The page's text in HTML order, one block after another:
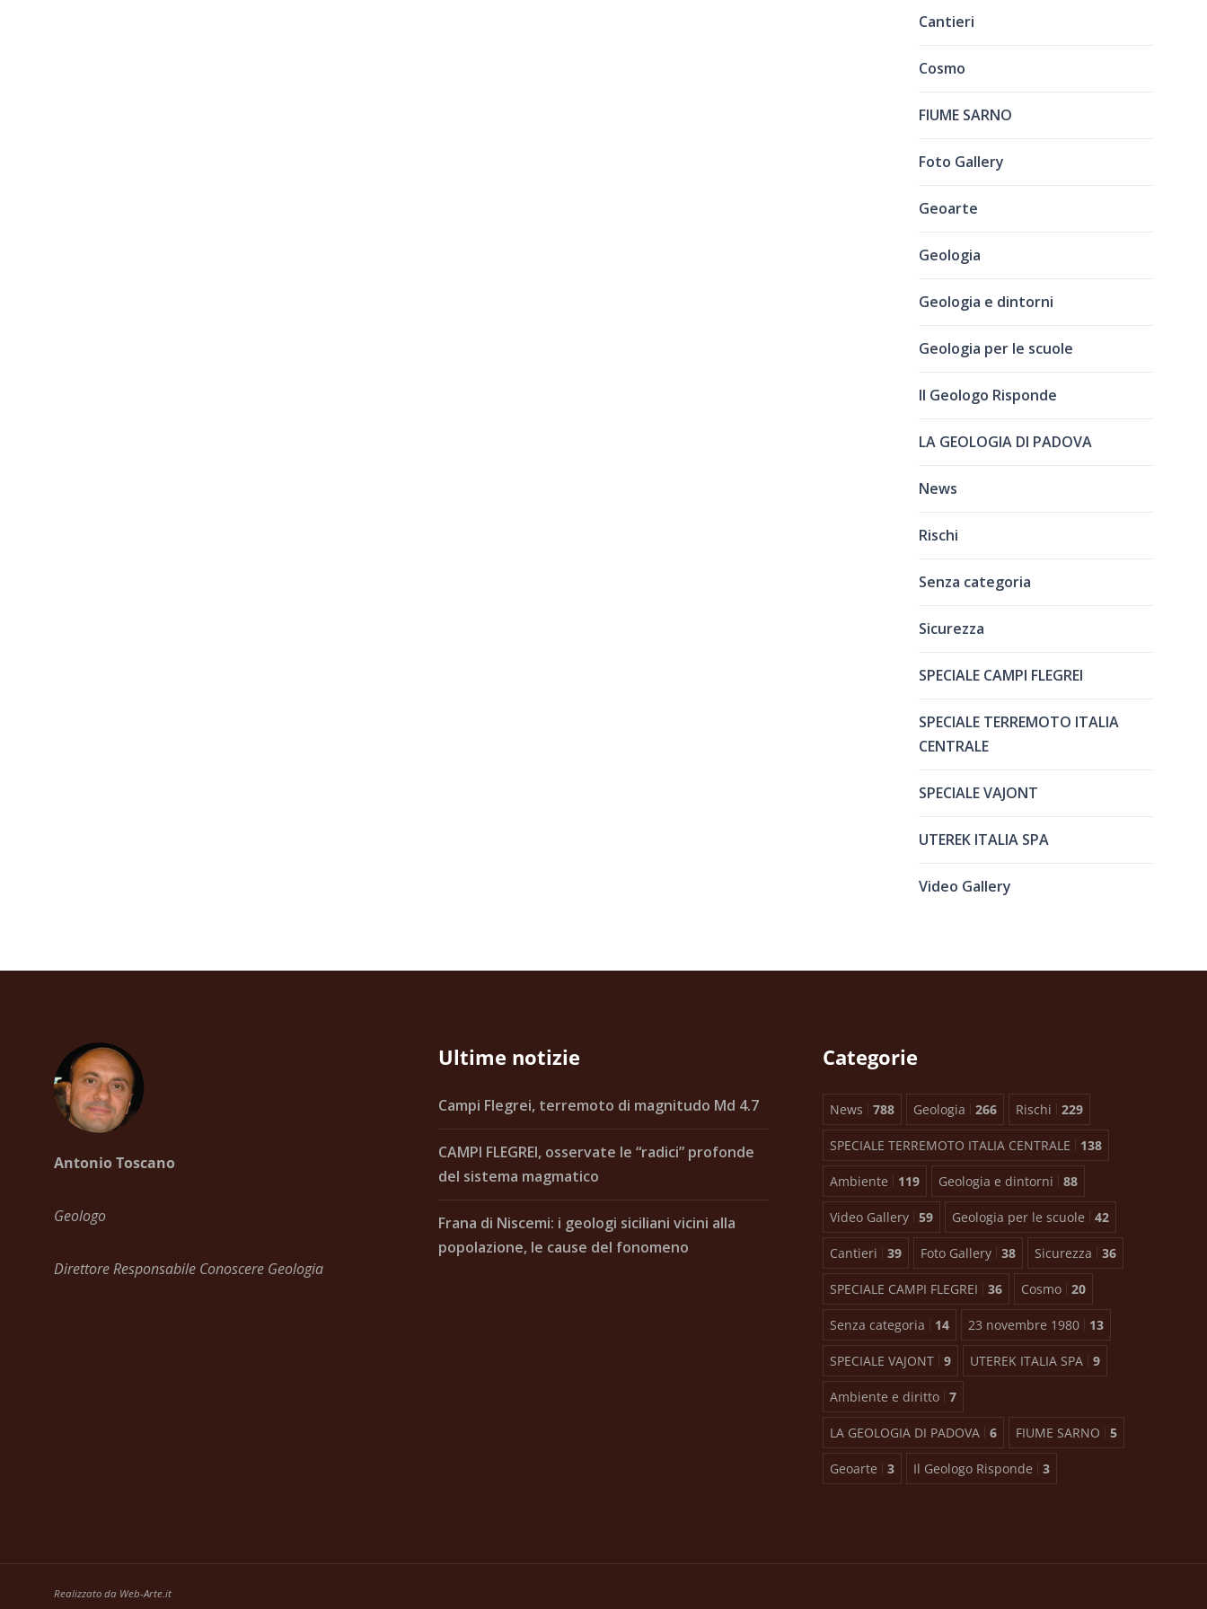
Cantieri
Cosmo
FIUME SARNO
Foto Gallery
Geoarte
Geologia
Geologia e dintorni
Geologia per le scuole
Il Geologo Risponde
LA GEOLOGIA DI PADOVA
News
Rischi
Senza categoria
Sicurezza
SPECIALE CAMPI FLEGREI
SPECIALE TERREMOTO ITALIA
CENTRALE
SPECIALE VAJONT
UTEREK ITALIA SPA
Video Gallery
Antonio Toscano
Geologo
Direttore Responsabile Conoscere Geologia
Ultime notizie
Campi Flegrei, terremoto di magnitudo Md 4.7
CAMPI FLEGREI, osservate le “radici” profonde
del sistema magmatico
Frana di Niscemi: i geologi siciliani vicini alla
popolazione, le cause del fonomeno
Categorie
News 788 Geologia 266 Rischi 229
SPECIALE TERREMOTO ITALIA CENTRALE 138
Ambiente 119 Geologia e dintorni 88
Video Gallery 59 Geologia per le scuole 42
Cantieri 39 Foto Gallery 38 Sicurezza 36
SPECIALE CAMPI FLEGREI 36 Cosmo 20
Senza categoria 14 23 novembre 1980 13
SPECIALE VAJONT 9 UTEREK ITALIA SPA 9
Ambiente e diritto 7
LA GEOLOGIA DI PADOVA 6 FIUME SARNO 5
Geoarte 3 Il Geologo Risponde 3
Realizzato da Web-Arte.it